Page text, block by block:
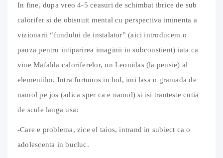
In fine, dupa vreo 4-5 ceasuri de schimbat ibrice de sub
calorifer si de obisnuit mental cu perspectiva iminenta a
vizionarii “fundului de instalator” (aici introducem o
pauza pentru intiparirea imaginii in subconstient) iata ca
vine Mafalda caloriferelor, un Leonidas (la pensie) al
elementilor. Intra furtunos in hol, imi lasa o gramada de
namol pe jos (adica sper ca e namol) si isi tranteste cutia
de scule langa usa:
-Care e problema, zice el taios, intrand in subiect ca o
adolescenta in bucluc.